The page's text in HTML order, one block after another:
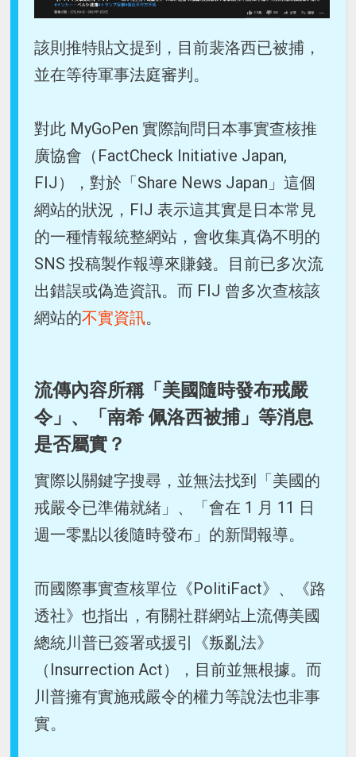
該則推特貼文提到，目前裴洛西已被捕，
並在等待軍事法庭審判。
對此 MyGoPen 實際詢問日本事實查核推
廣協會（FactCheck Initiative Japan,
FIJ），對於「Share News Japan」這個
網站的狀況，FIJ 表示這其實是日本常見
的一種情報統整網站，會收集真偽不明的
SNS 投稿製作報導來賺錢。目前已多次流
出錯誤或偽造資訊。而 FIJ 曾多次查核該
網站的不實資訊。
流傳內容所稱「美國隨時發布戒嚴
令」、「南希 佩洛西被捕」等消息
是否屬實？
實際以關鍵字搜尋，並無法找到「美國的
戒嚴令已準備就緒」、「會在 1 月 11 日
週一零點以後隨時發布」的新聞報導。
而國際事實查核單位《PolitiFact》、《路
透社》也指出，有關社群網站上流傳美國
總統川普已簽署或援引《叛亂法》
（Insurrection Act），目前並無根據。而
川普擁有實施戒嚴令的權力等說法也非事
實。